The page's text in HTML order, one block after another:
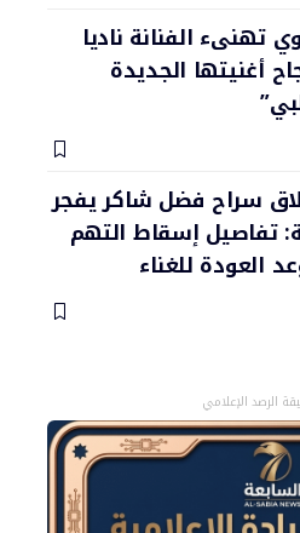
تهنىء الفنانة ناديا
أغنيتها الجديدة
سراح فضل شاكر يفجر
تفاصيل إسقاط التهم
العودة للغناء
الرصد الإعلامي